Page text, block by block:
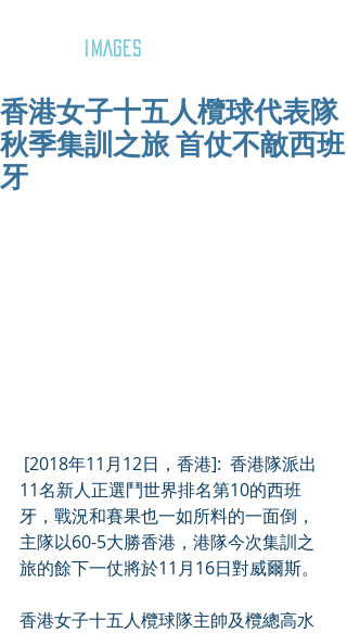
IMAGES
香港女子十五人欖球代表隊
秋季集訓之旅 首仗不敵西班
牙
11名新人正選鬥世界排名第10的西班
牙，戰況和賽果也一如所料的一面倒，
主隊以60-5大勝香港，港隊今次集訓之
旅的餘下一仗將於11月16日對威爾斯。
香港女子十五人欖球隊主帥及欖總高水